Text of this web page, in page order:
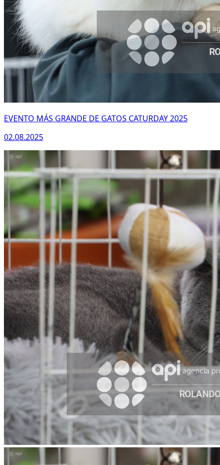
EVENTO MÁS GRANDE DE GATOS CATURDAY 2025
02.08.2025